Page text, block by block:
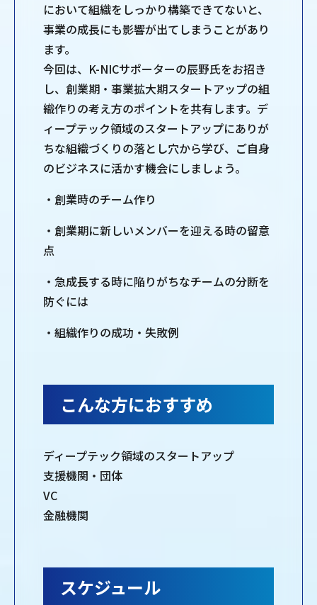
において組織をしっかり構築できてないと、
事業の成長にも影響が出てしまうことがあり
ます。
今回は、K-NICサポーターの辰野氏をお招き
し、創業期・事業拡大期スタートアップの組
織作りの考え方のポイントを共有します。デ
ィープテック領域のスタートアップにありが
ちな組織づくりの落とし穴から学び、ご自身
のビジネスに活かす機会にしましょう。
・創業時のチーム作り
・創業期に新しいメンバーを迎える時の留意
点
・急成長する時に陥りがちなチームの分断を
防ぐには
・組織作りの成功・失敗例
こんな方におすすめ
ディープテック領域のスタートアップ
支援機関・団体
VC
金融機関
スケジュール